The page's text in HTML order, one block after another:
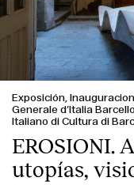
Exposición,
Generale d’Italia
Italiano di Cultura di
EROSIONI.
utopías,